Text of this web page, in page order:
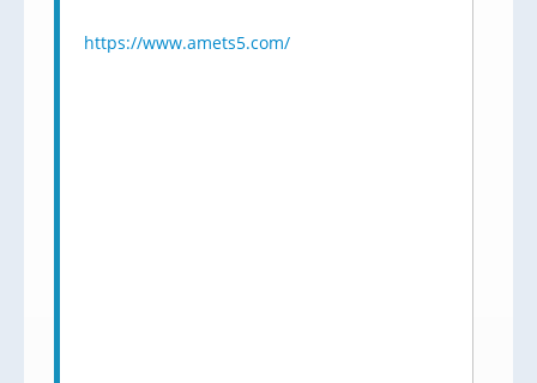
https://www.amets5.com/